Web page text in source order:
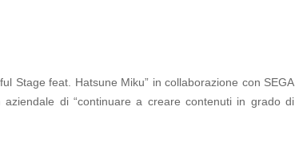
Stage feat. Hatsune Miku” in collaborazione con SEGA
di “continuare a creare contenuti in grado di